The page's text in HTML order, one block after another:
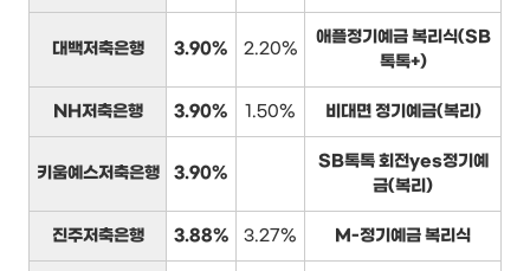
대백저축은행 3.90% 2.20%
애플정기예금 복리식(SB
톡톡+)
NH저축은행 3.90% 1.50% 비대면 정기예금(복리)
키움예스저축은행 3.90%
SB톡톡 회전yes정기예
금(복리)
진주저축은행 3.88% 3.27% M-정기예금 복리식